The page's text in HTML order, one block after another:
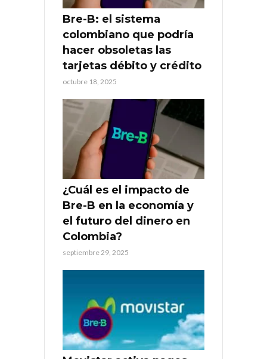
Bre-B: el sistema
colombiano que podría
hacer obsoletas las
tarjetas débito y crédito
octubre 18, 2025
¿Cuál es el impacto de
Bre-B en la economía y
el futuro del dinero en
Colombia?
septiembre 29, 2025